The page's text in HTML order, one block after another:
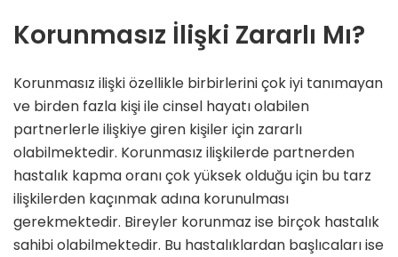
Korunmasız İlişki Zararlı Mı?
Korunmasız ilişki özellikle birbirlerini çok iyi tanımayan
ve birden fazla kişi ile cinsel hayatı olabilen
partnerlerle ilişkiye giren kişiler için zararlı
olabilmektedir. Korunmasız ilişkilerde partnerden
hastalık kapma oranı çok yüksek olduğu için bu tarz
ilişkilerden kaçınmak adına korunulması
gerekmektedir. Bireyler korunmaz ise birçok hastalık
sahibi olabilmektedir. Bu hastalıklardan başlıcaları ise